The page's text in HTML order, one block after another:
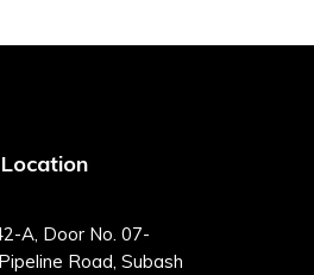
A, Door No. 07-
Road, Subash